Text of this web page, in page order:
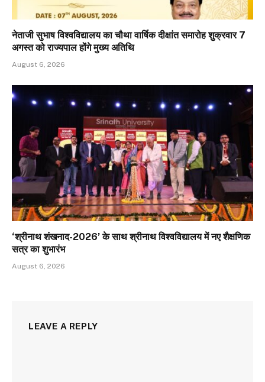
नेताजी सुभाष विश्वविद्यालय का चौथा वार्षिक दीक्षांत समारोह शुक्रवार 7
अगस्त को राज्यपाल होंगे मुख्य अतिथि
August 6, 2026
‘श्रीनाथ शंखनाद-2026’ के साथ श्रीनाथ विश्वविद्यालय में नए शैक्षणिक
सत्र का शुभारंभ
August 6, 2026
LEAVE A REPLY